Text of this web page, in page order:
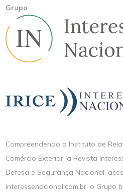
Grupo
Compreendendo o Instituto de
Comércio Exterior, a Revista
Defesa e Segurança Nacional,
interessenacional.com.br, o Grupo